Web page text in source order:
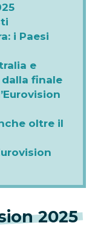
i Paesi
e
finale
oltre il
2025